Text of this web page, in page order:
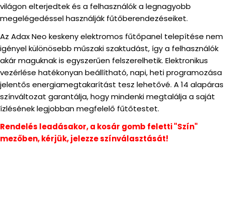
világon elterjedtek és a felhasználók a legnagyobb
megelégedéssel használják fűtőberendezéseiket.
Az Adax Neo keskeny elektromos fűtőpanel telepítése nem
igényel különösebb műszaki szaktudást, így a felhasználók
akár maguknak is egyszerűen felszerelhetik. Elektronikus
vezérlése hatékonyan beállítható, napi, heti programozása
jelentős energiamegtakarítást tesz lehetővé. A 14 alapáras
színváltozat garantálja, hogy mindenki megtalálja a saját
ízlésének legjobban megfelelő fűtőtestet.
Rendelés leadásakor, a kosár gomb feletti "Szín"
mezőben, kérjük, jelezze színválasztását!